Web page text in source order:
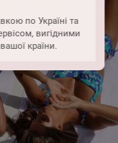
по Україні та
вигідними
країни.